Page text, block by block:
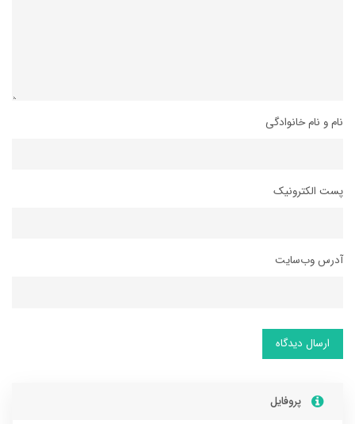
نام و نام خانوادگی
پست الکترونیک
آدرس وب‌سایت
ارسال دیدگاه
پروفایل